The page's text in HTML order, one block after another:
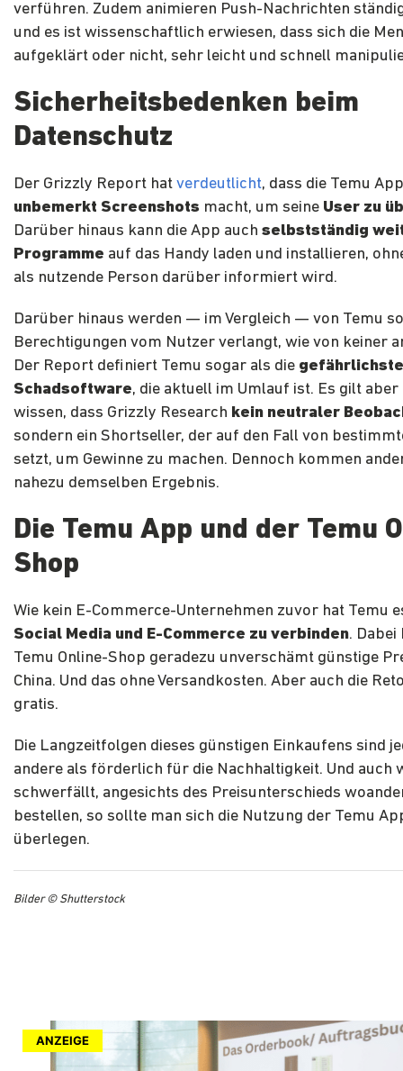
verführen. Zudem animieren Push-Nachrichten
und es ist wissenschaftlich erwiesen, dass sich die
aufgeklärt oder nicht, sehr leicht und schnell
Sicherheitsbedenken beim
Datenschutz
Der Grizzly Report hat verdeutlicht, dass die Temu App
unbemerkt Screenshots macht, um seine User zu
Darüber hinaus kann die App auch selbstständig
Programme auf das Handy laden und installieren,
als nutzende Person darüber informiert wird.
Darüber hinaus werden — im Vergleich — von Temu
Berechtigungen vom Nutzer verlangt, wie von keiner
Der Report definiert Temu sogar als die gefährlichste
Schadsoftware, die aktuell im Umlauf ist. Es gilt aber
wissen, dass Grizzly Research kein neutraler
sondern ein Shortseller, der auf den Fall von
setzt, um Gewinne zu machen. Dennoch kommen
nahezu demselben Ergebnis.
Die Temu App und der Temu
Shop
Wie kein E-Commerce-Unternehmen zuvor hat Temu
Social Media und E-Commerce zu verbinden.
Temu Online-Shop geradezu unverschämt günstige
China. Und das ohne Versandkosten. Aber auch die
gratis.
Die Langzeitfolgen dieses günstigen Einkaufens sind
andere als förderlich für die Nachhaltigkeit. Und auch
schwerfällt, angesichts des Preisunterschieds
bestellen, so sollte man sich die Nutzung der Temu
überlegen.
Bilder © Shutterstock
ANZEIGE